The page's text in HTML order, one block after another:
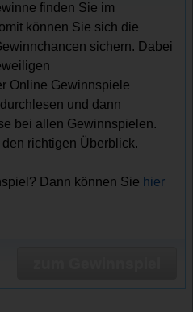
finden Sie im
können Sie sich die
sichern. Dabei
Online Gewinnspiele
und dann
bei allen Gewinnspielen.
richtigen Überblick.
Dann können Sie hier